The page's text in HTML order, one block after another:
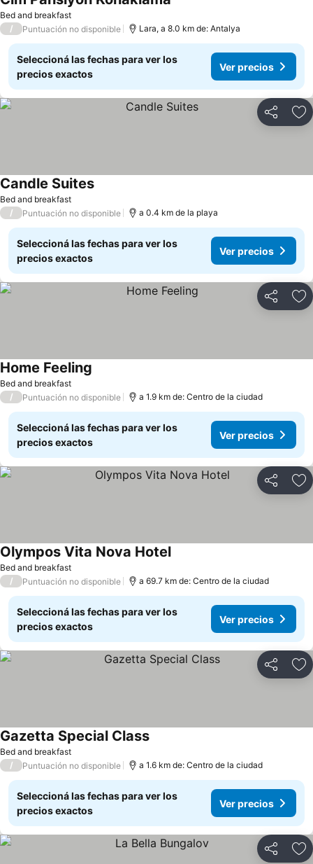
Bed and breakfast
/ Puntuación no disponible Lara, a 8.0 km de: Antalya
Seleccioná las fechas para ver los
precios exactos
Ver precios
Compartir
Bed and breakfast
Candle Suites
/ Puntuación no disponible a 0.4 km de la playa
Seleccioná las fechas para ver los
precios exactos
Ver precios
Compartir
Bed and breakfast
Home Feeling
/ Puntuación no disponible a 1.9 km de: Centro de la ciudad
Seleccioná las fechas para ver los
precios exactos
Ver precios
Compartir
Bed and breakfast
Olympos Vita Nova Hotel
/ Puntuación no disponible a 69.7 km de: Centro de la ciudad
Seleccioná las fechas para ver los
precios exactos
Ver precios
Compartir
Bed and breakfast
Gazetta Special Class
/ Puntuación no disponible a 1.6 km de: Centro de la ciudad
Seleccioná las fechas para ver los
precios exactos
Ver precios
Compartir